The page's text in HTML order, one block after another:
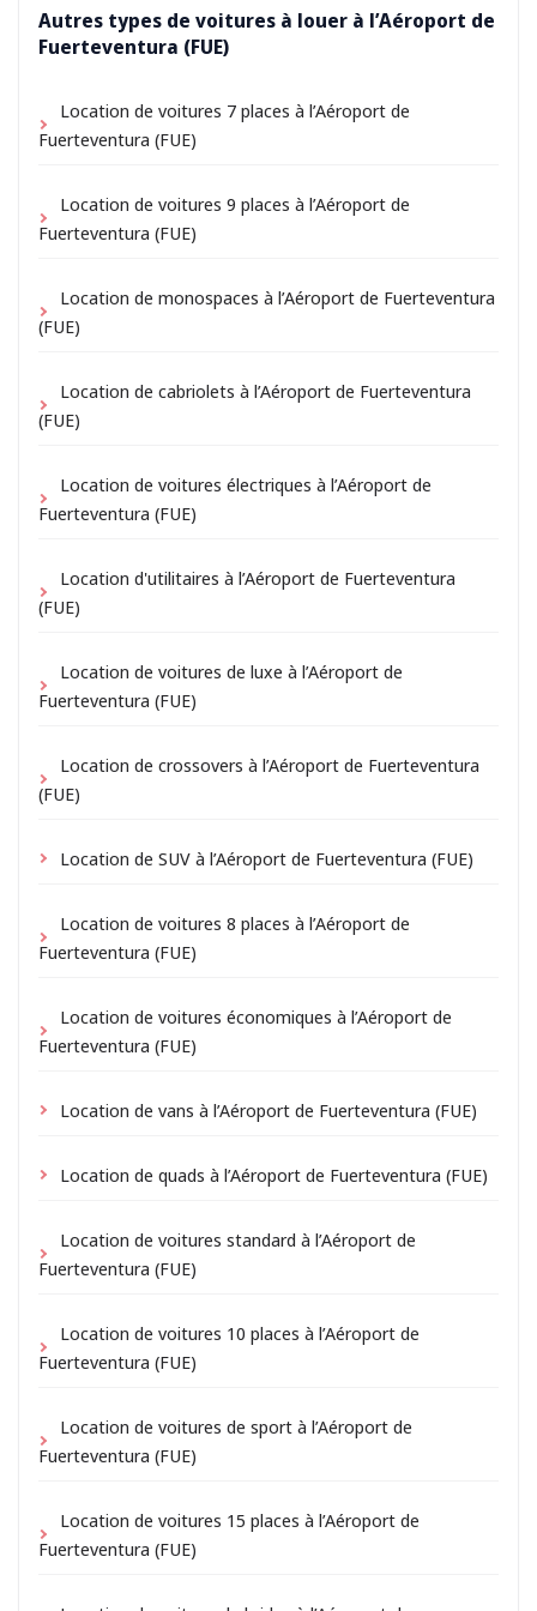
Autres types de voitures à louer à l’Aéroport de
Fuerteventura (FUE)
Location de voitures 7 places à l’Aéroport de
Fuerteventura (FUE)
Location de voitures 9 places à l’Aéroport de
Fuerteventura (FUE)
Location de monospaces à l’Aéroport de Fuerteventura
(FUE)
Location de cabriolets à l’Aéroport de Fuerteventura
(FUE)
Location de voitures électriques à l’Aéroport de
Fuerteventura (FUE)
Location d'utilitaires à l’Aéroport de Fuerteventura
(FUE)
Location de voitures de luxe à l’Aéroport de
Fuerteventura (FUE)
Location de crossovers à l’Aéroport de Fuerteventura
(FUE)
Location de SUV à l’Aéroport de Fuerteventura (FUE)
Location de voitures 8 places à l’Aéroport de
Fuerteventura (FUE)
Location de voitures économiques à l’Aéroport de
Fuerteventura (FUE)
Location de vans à l’Aéroport de Fuerteventura (FUE)
Location de quads à l’Aéroport de Fuerteventura (FUE)
Location de voitures standard à l’Aéroport de
Fuerteventura (FUE)
Location de voitures 10 places à l’Aéroport de
Fuerteventura (FUE)
Location de voitures de sport à l’Aéroport de
Fuerteventura (FUE)
Location de voitures 15 places à l’Aéroport de
Fuerteventura (FUE)